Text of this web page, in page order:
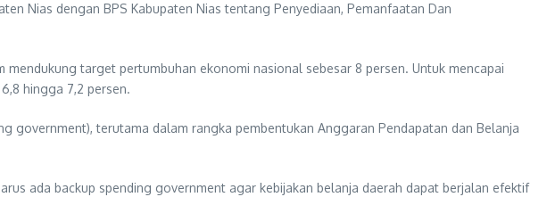
Nias dengan BPS Kabupaten Nias tentang Penyediaan, Pemanfaatan Dan
target pertumbuhan ekonomi nasional sebesar 8 persen. Untuk mencapai
hingga 7,2 persen.
government), terutama dalam rangka pembentukan Anggaran Pendapatan dan Belanja
ada backup spending government agar kebijakan belanja daerah dapat berjalan efektif